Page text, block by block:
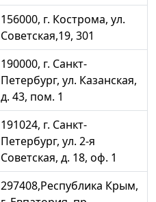
156000, г. Кострома, ул.
Советская,19, 301
190000, г. Санкт-
Петербург, ул. Казанская,
д. 43, пом. 1
191024, г. Санкт-
Петербург, ул. 2-я
Советская, д. 18, оф. 1
297408,Республика Крым,